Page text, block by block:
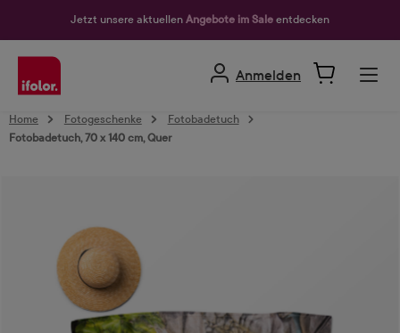
Jetzt unsere aktuellen Angebote im Sale entdecken
Anmelden
Home Fotogeschenke
Fotobadetuch
Fotobadetuch, 70 x 140 cm, Quer